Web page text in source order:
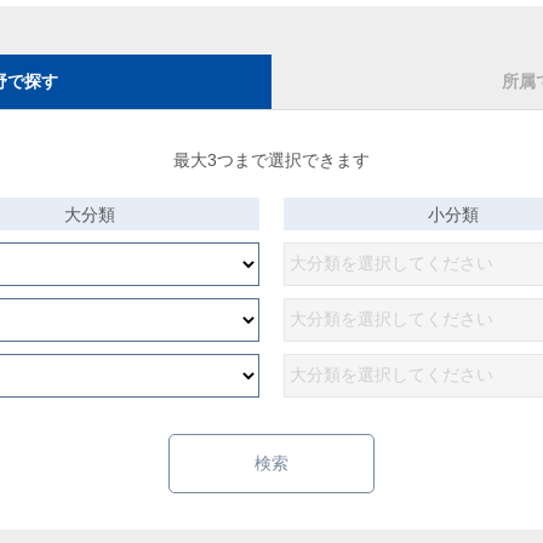
で探す 所属
最大3つまで選択できます
大分類 小分類
検索